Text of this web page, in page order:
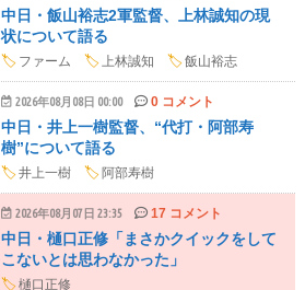
中日・飯山裕志2軍監督、上林誠知の現
状について語る
🏷️ ファーム 🏷️上林誠知 🏷️飯山裕志
2026年08月08日 00:00 0 コメント
中日・井上一樹監督、“代打・阿部寿
樹”について語る
🏷️井上一樹 🏷️ 阿部寿樹
2026年08月07日 23:35 17 コメント
中日・樋口正修「まさかクイックをして
こないとは思わなかった」
🏷️樋口正修